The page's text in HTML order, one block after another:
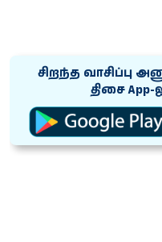
சிறந்த வாசிப்பு
திசை